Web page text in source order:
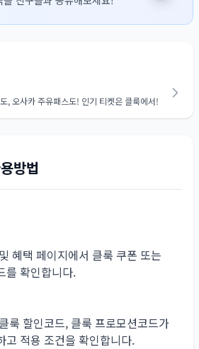
, 오사카 주유패스도! 인기 티켓은 클룩에서!
방법
혜택 페이지에서 클룩 쿠폰 또는
를 확인합니다.
룩 할인코드, 클룩 프로모션코드가
고 적용 조건을 확인합니다.